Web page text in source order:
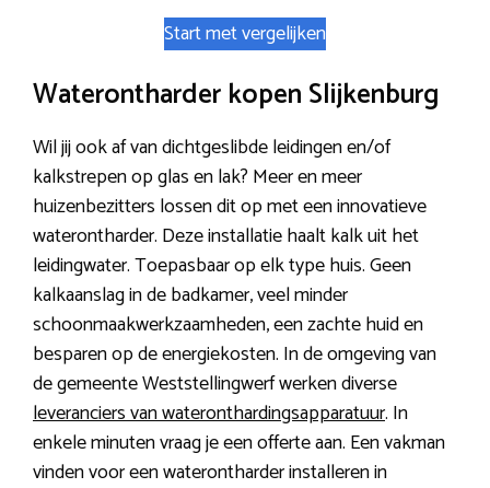
Start met vergelijken
Waterontharder kopen Slijkenburg
Wil jij ook af van dichtgeslibde leidingen en/of
kalkstrepen op glas en lak? Meer en meer
huizenbezitters lossen dit op met een innovatieve
waterontharder. Deze installatie haalt kalk uit het
leidingwater. Toepasbaar op elk type huis. Geen
kalkaanslag in de badkamer, veel minder
schoonmaakwerkzaamheden, een zachte huid en
besparen op de energiekosten. In de omgeving van
de gemeente Weststellingwerf werken diverse
leveranciers van wateronthardingsapparatuur. In
enkele minuten vraag je een offerte aan. Een vakman
vinden voor een waterontharder installeren in